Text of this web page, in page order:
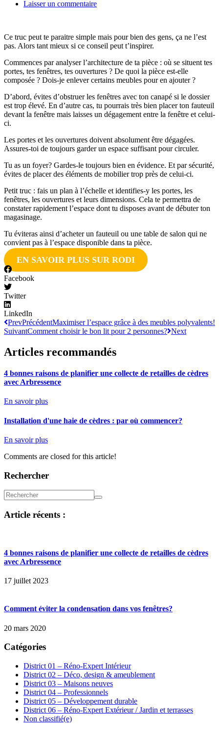
Laisser un commentaire
Ce truc peut te paraitre simple mais pour bien des gens, ça ne l’est
pas. Alors tant mieux si ce conseil peut t’inspirer.
Commences par analyser l’architecture de ta pièce : où se situent tes
portes, tes fenêtres, tes ouvertures ? De quoi la pièce est-elle
composée ? Dois-je enlever certains meubles pour en ajouter ?
D’abord, évites d’obstruer les fenêtres avec ton canapé si le dossier
est trop élevé. En d’autre cas, tu pourrais très bien placer ton fauteuil
devant la fenêtre mais laisses un dégagement entre la fenêtre et celui-
ci.
Les portes et les ouvertures doivent absolument être dégagées.
Assures-toi de toujours garder un espace suffisant pour circuler.
Tu as un foyer? Gardes-le toujours bien en évidence. Et par sécurité,
évites de placer des éléments de mobilier trop près de celui-ci.
Petit truc : fais un plan à l’échelle et identifies-y les portes, les
fenêtres, les ouvertures et leurs dimensions. Cela te permettra de
constater rapidement l’espace dont tu disposes avant de débuter ton
magasinage.
Tu éviteras ainsi d’acheter un fauteuil ou une table de salon qui ne
convient pas à l’espace disponible dans ta pièce.
EN SAVOIR PLUS SUR RODI
Facebook
Twitter
LinkedIn
PrevPrécédentMaximiser l’espace grâce à des meubles polyvalents!
SuivantComment choisir le bon lit pour 2 personnes? Next
Articles recommandés
4 bonnes raisons de planifier une collecte de retailles de cèdres
avec Arbressence
En savoir plus
Installation d'une haie de cèdres : par où commencer?
En savoir plus
Comments are closed for this article!
Rechercher
Article récents :
4 bonnes raisons de planifier une collecte de retailles de cèdres
avec Arbressence
17 juillet 2023
Comment éviter la condensation dans vos fenêtres?
20 mars 2020
Catégories
District 01 – Réno-Expert Intérieur
District 02 – Déco, design & ameublement
District 03 – Maisons neuves
District 04 – Professionnels
District 05 – Développement durable
District 06 – Réno-Expert Extérieur / Jardin et terrasses
Non classifié(e)